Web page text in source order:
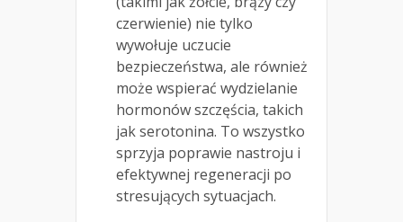
czerwienie) nie tylko
wywołuje uczucie
bezpieczeństwa, ale również
może wspierać wydzielanie
hormonów szczęścia, takich
jak serotonina. To wszystko
sprzyja poprawie nastroju i
efektywnej regeneracji po
stresujących sytuacjach.